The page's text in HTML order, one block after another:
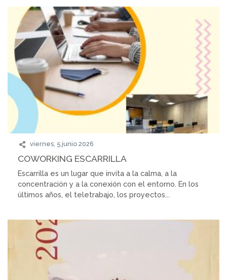
viernes, 5 junio 2026
COWORKING ESCARRILLA
Escarrilla es un lugar que invita a la calma, a la
concentración y a la conexión con el entorno. En los
últimos años, el teletrabajo, los proyectos...